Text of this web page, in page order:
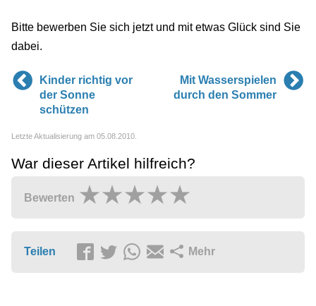
Bitte bewerben Sie sich jetzt und mit etwas Glück sind Sie
dabei.
Kinder richtig vor
der Sonne
schützen
Mit Wasserspielen
durch den Sommer
Letzte Aktualisierung am 05.08.2010.
War dieser Artikel hilfreich?
Bewerten
Teilen Mehr